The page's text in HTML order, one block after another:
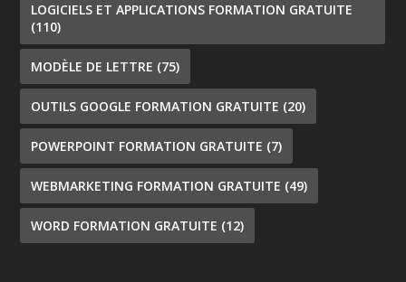
LOGICIELS ET APPLICATIONS FORMATION GRATUITE
(110)
MODÈLE DE LETTRE (75)
OUTILS GOOGLE FORMATION GRATUITE (20)
POWERPOINT FORMATION GRATUITE (7)
WEBMARKETING FORMATION GRATUITE (49)
WORD FORMATION GRATUITE (12)